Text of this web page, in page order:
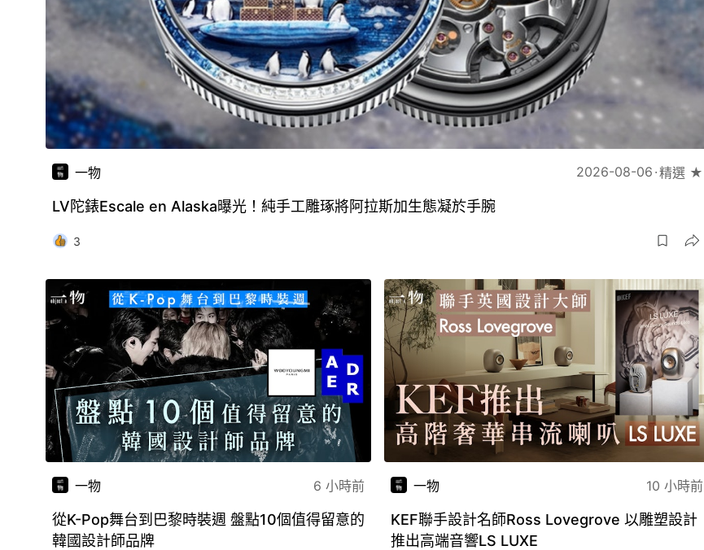
一物 2026-08-06 精選 ★
LV陀錶Escale en Alaska曝光！純手工雕琢將阿拉斯加生態凝於手腕
3
一物 6 小時前
從K-Pop舞台到巴黎時裝週 盤點10個值得留意的
韓國設計師品牌
一物 10 小時前
KEF聯手設計名師Ross Lovegrove 以雕塑設計
推出高端音響LS LUXE